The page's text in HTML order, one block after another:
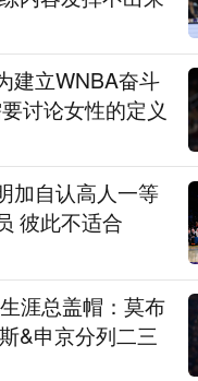
建立WNBA奋斗
讨论女性的定义
加自认高人一等
彼此不适合
涯总盖帽：莫布
&申京分列二三